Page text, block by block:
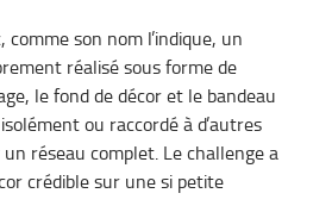
son nom l’indique, un
réalisé sous forme de
le fond de décor et le bandeau
ou raccordé à d’autres
réseau complet. Le challenge a
crédible sur une si petite